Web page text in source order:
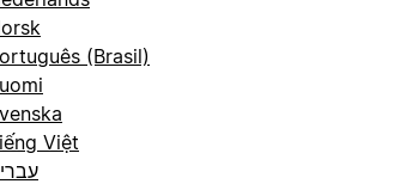
(Brasil)
Việt